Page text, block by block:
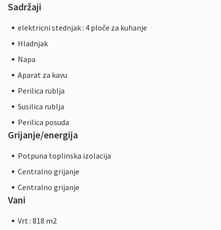
Sadržaji
elektricni stednjak : 4 ploče za kuhanje
Hladnjak
Napa
Aparat za kavu
Perilica rublja
Susilica rublja
Perilica posuda
Grijanje/energija
Potpuna toplinska izolacija
Centralno grijanje
Centralno grijanje
Vani
Vrt : 818 m2